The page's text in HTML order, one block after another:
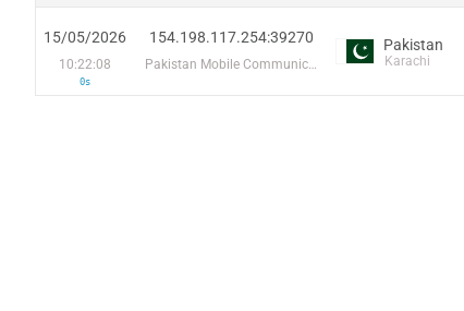
15/05/2026
10:22:08
0s
154.198.117.254:39270
Pakistan Mobile Communications Limited
Pakistan
Karachi